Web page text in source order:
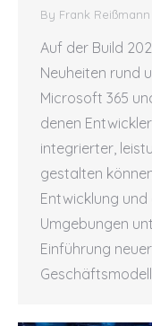
By Frank Reißmann
Auf der Build
Neuheiten rund
Microsoft 365
denen
integrierter,
gestalten
Entwicklung
Umgebungen
Einführung